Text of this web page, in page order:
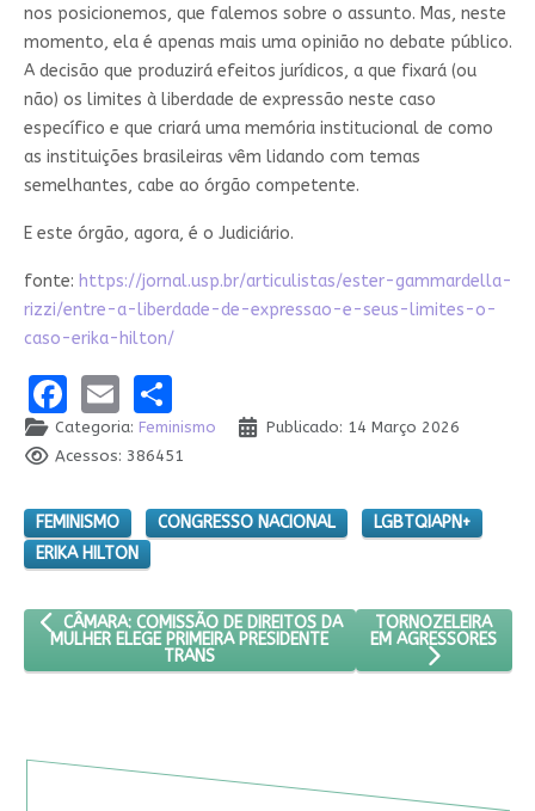
nos posicionemos, que falemos sobre o assunto. Mas, neste
momento, ela é apenas mais uma opinião no debate público.
A decisão que produzirá efeitos jurídicos, a que fixará (ou
não) os limites à liberdade de expressão neste caso
específico e que criará uma memória institucional de como
as instituições brasileiras vêm lidando com temas
semelhantes, cabe ao órgão competente.
E este órgão, agora, é o Judiciário.
fonte: https://jornal.usp.br/articulistas/ester-gammardella-
rizzi/entre-a-liberdade-de-expressao-e-seus-limites-o-
caso-erika-hilton/
Facebook
EmailShare
Categoria: Feminismo
Publicado: 14 Março 2026
Acessos: 386451
FEMINISMO CONGRESSO NACIONAL
LGBTQIAPN+
ERIKA HILTON
ARTIGO ANTERIOR: CÂMARA: COMISSÃO DE DIREITOS DA MULHER
CÂMARA: COMISSÃO DE DIREITOS DA
MULHER ELEGE PRIMEIRA PRESIDENTE
TRANS
PRÓXIMO ARTIGO:
TORNOZELEIRA
EM AGRESSORES